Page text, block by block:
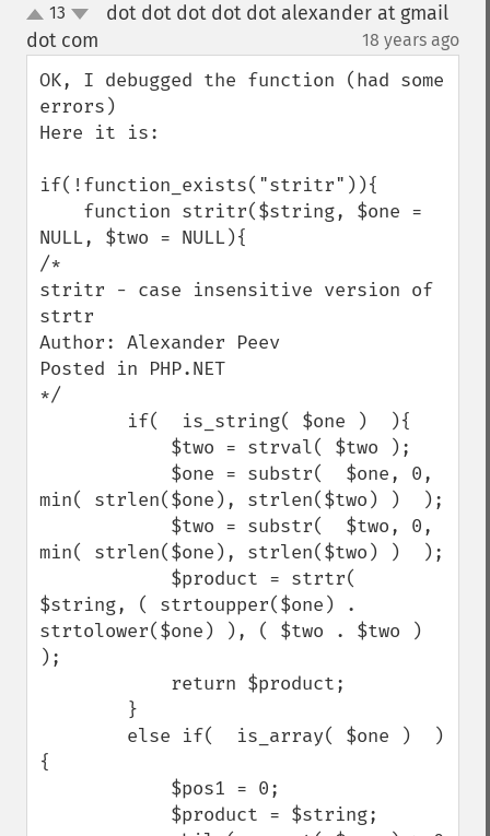
up
down
13
dot dot dot dot dot alexander at gmail
dot com
18 years ago
OK, I debugged the function (had some
errors)
Here it is:
if(!function_exists("stritr")){
NULL, $two = NULL){
/*
stritr - case insensitive version of
strtr
Author: Alexander Peev
Posted in PHP.NET
*/
min( strlen($one), strlen($two) )  );
min( strlen($one), strlen($two) )  );
$string, ( strtoupper($one) .
strtolower($one) ), ( $two . $two )
);
{